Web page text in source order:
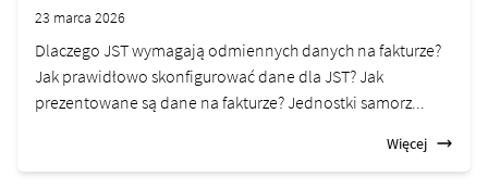
23 marca 2026
Dlaczego JST wymagają odmiennych danych na fakturze?
Jak prawidłowo skonfigurować dane dla JST? Jak
prezentowane są dane na fakturze? Jednostki samorz...
Więcej